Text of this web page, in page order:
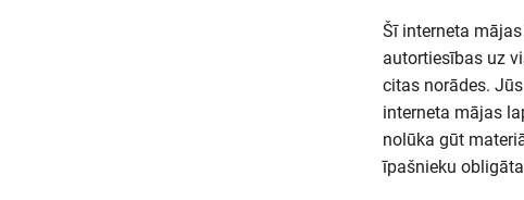
Šī interneta mājas
autortiesības uz
citas norādes.
interneta mājas
nolūka gūt
īpašnieku